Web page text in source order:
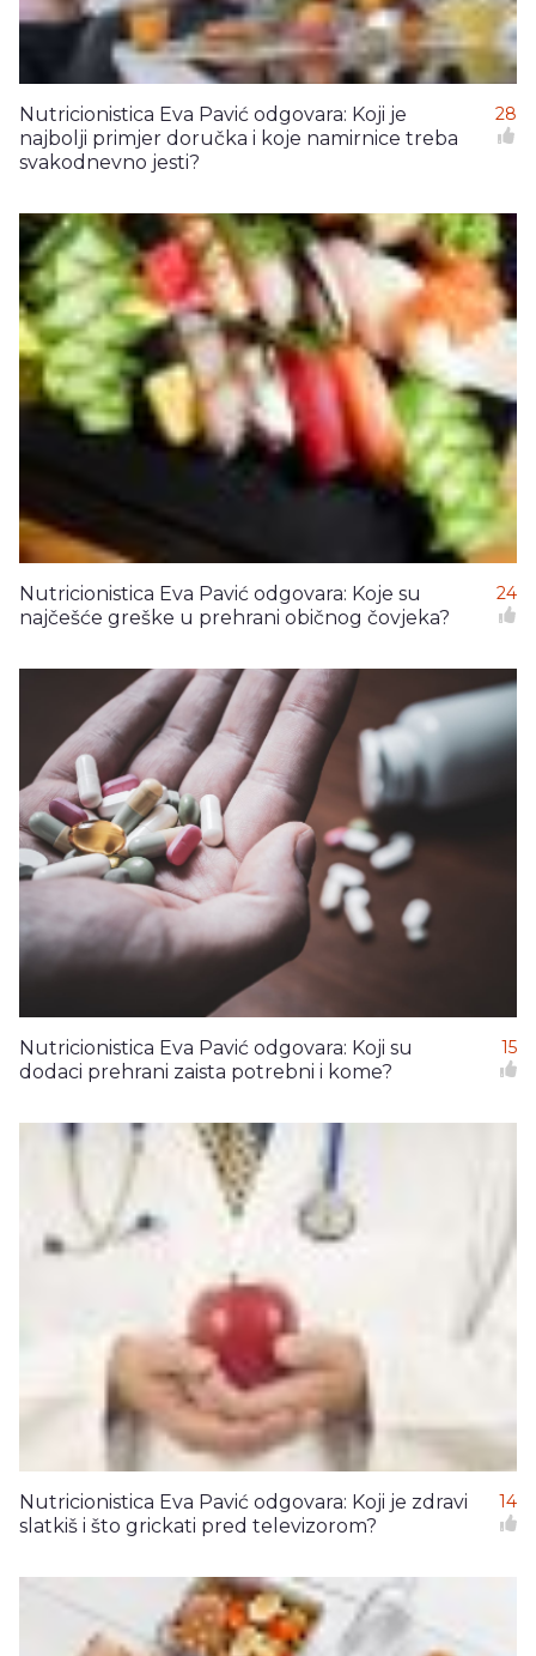
Nutricionistica Eva Pavić odgovara: Koji je
najbolji primjer doručka i koje namirnice treba
svakodnevno jesti?
28
Nutricionistica Eva Pavić odgovara: Koje su
najčešće greške u prehrani običnog čovjeka?
24
Nutricionistica Eva Pavić odgovara: Koji su
dodaci prehrani zaista potrebni i kome?
15
Nutricionistica Eva Pavić odgovara: Koji je zdravi
slatkiš i što grickati pred televizorom?
14